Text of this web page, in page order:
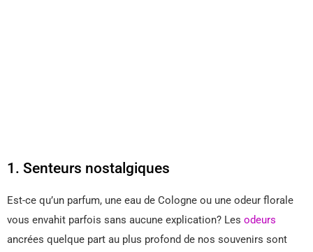
1. Senteurs nostalgiques
Est-ce qu’un parfum, une eau de Cologne ou une odeur florale
vous envahit parfois sans aucune explication? Les odeurs
ancrées quelque part au plus profond de nos souvenirs sont